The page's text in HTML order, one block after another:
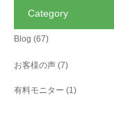
Category
Blog (67)
お客様の声 (7)
有料モニター (1)